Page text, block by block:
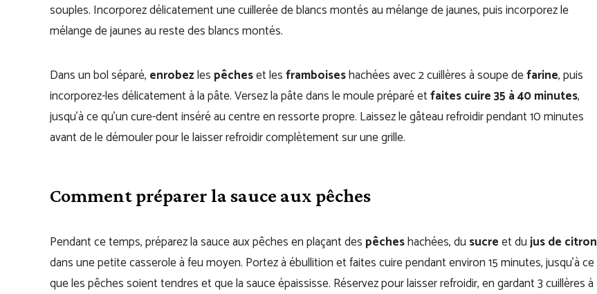
souples. Incorporez délicatement une cuillerée de blancs montés au mélange de jaunes, puis incorporez le
mélange de jaunes au reste des blancs montés.
Dans un bol séparé, enrobezles pêcheset lesframboiseshachées avec 2 cuillères à soupe defarine, puis
incorporez-les délicatement à la pâte. Versez la pâte dans le moule préparé etfaites cuire 35 à 40 minutes,
jusqu’à ce qu’un cure-dent inséré au centre en ressorte propre. Laissez le gâteau refroidir pendant 10 minutes
avant de le démouler pour le laisser refroidir complètement sur une grille.
Comment préparer la sauce aux pêches
Pendant ce temps, préparez la sauce aux pêches en plaçant des pêcheshachées, du sucreet dujus de citron
dans une petite casserole à feu moyen. Portez à ébullition et faites cuire pendant environ 15 minutes, jusqu’à ce
que les pêches soient tendres et que la sauce épaississe. Réservez pour laisser refroidir, en gardant 3 cuillères à